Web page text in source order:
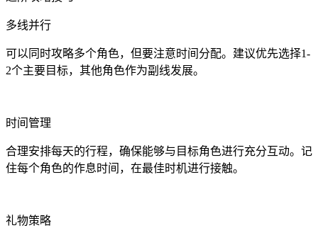
多线并行
可以同时攻略多个角色，但要注意时间分配。建议优先选择1-
2个主要目标，其他角色作为副线发展。
时间管理
合理安排每天的行程，确保能够与目标角色进行充分互动。记
住每个角色的作息时间，在最佳时机进行接触。
礼物策略